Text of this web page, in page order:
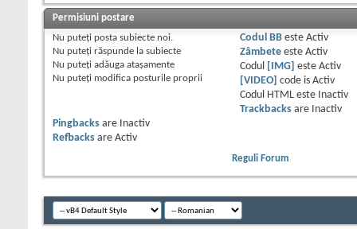
Permisiuni postare
Nu puteţi posta subiecte noi.
Nu puteţi răspunde la subiecte
Nu puteţi adăuga ataşamente
Nu puteţi modifica posturile proprii
Codul BBeste Activ
Zâmbeteeste Activ
Codul
[IMG] este Activ
[VIDEO]
code is Activ
Codul HTML este
Inactiv
Trackbacksare
Inactiv
Pingbacks are
Inactiv
Refbacks are Activ
Reguli Forum